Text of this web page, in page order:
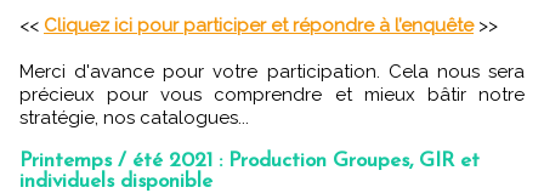
<< Cliquez ici pour participer et répondre à l’enquête>>
Merci d'avance pour votre participation. Cela nous sera
précieux pour vous comprendre et mieux bâtir notre
stratégie, nos catalogues...
Printemps / été 2021 : Production Groupes, GIR et
individuels disponible